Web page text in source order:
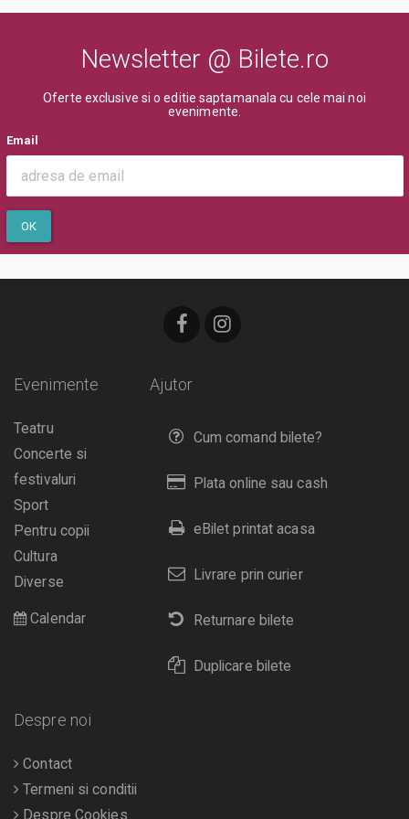
Newsletter @ Bilete.ro
Oferte exclusive si o editie saptamanala cu cele mai noi
evenimente.
Email
OK
Ajutor
Cum comand bilete?
Plata online sau cash
eBilet printat acasa
Livrare prin curier
Returnare bilete
Duplicare bilete
Evenimente
Teatru
Concerte si
festivaluri
Sport
Pentru copii
Cultura
Diverse
Calendar
Despre noi
Contact
Termeni si conditii